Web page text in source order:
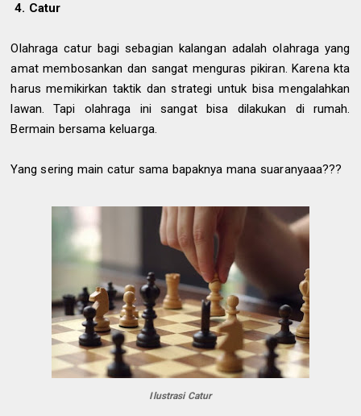
4. Catur
Olahraga catur bagi sebagian kalangan adalah olahraga yang
amat membosankan dan sangat menguras pikiran. Karena kta
harus memikirkan taktik dan strategi untuk bisa mengalahkan
lawan. Tapi olahraga ini sangat bisa dilakukan di rumah.
Bermain bersama keluarga.
Yang sering main catur sama bapaknya mana suaranyaaa???
Ilustrasi Catur